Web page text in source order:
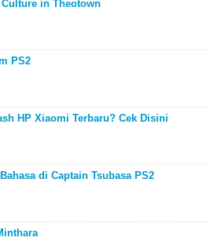
in Theotown
PS2
HP Xiaomi Terbaru? Cek Disini
di Captain Tsubasa PS2